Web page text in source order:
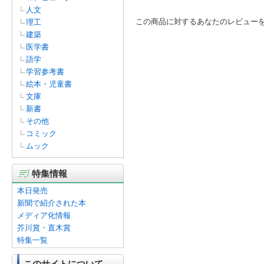
人文
理工
建築
医学書
語学
学習参考書
絵本・児童書
文庫
新書
その他
コミック
ムック
特集情報
本日発売
新聞で紹介された本
メディア化情報
芥川賞・直木賞
特集一覧
この商品に対するあなたのレビュー